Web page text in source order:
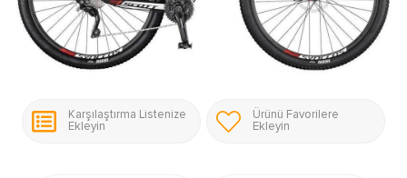
Karşılaştırma Listenize
Ekleyin
Ürünü Favorilere
Ekleyin